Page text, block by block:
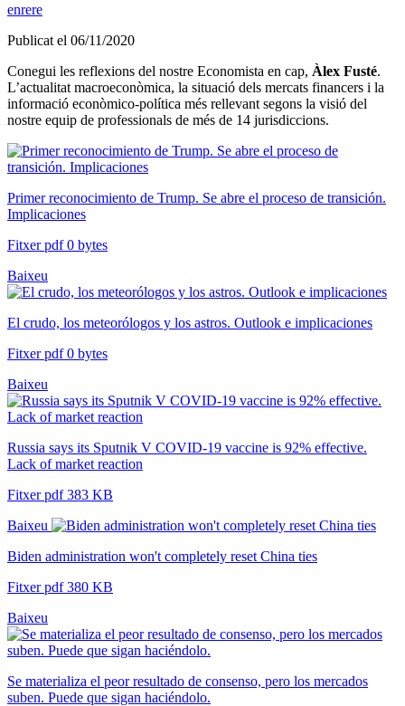
enrere
Publicat el 06/11/2020
Conegui les reflexions del nostre Economista en cap, Àlex Fusté.
L’actualitat macroeconòmica, la situació dels mercats financers i la
informació econòmico-política més rellevant segons la visió del
nostre equip de professionals de més de 14 jurisdiccions.
Primer reconocimiento de Trump. Se abre el proceso de transición.
Implicaciones
Fitxer pdf 0 bytes
Baixeu
El crudo, los meteorólogos y los astros. Outlook e implicaciones
Fitxer pdf 0 bytes
Baixeu
Russia says its Sputnik V COVID-19 vaccine is 92% effective.
Lack of market reaction
Fitxer pdf 383 KB
Baixeu
Biden administration won't completely reset China ties
Fitxer pdf 380 KB
Baixeu
Se materializa el peor resultado de consenso, pero los mercados
suben. Puede que sigan haciéndolo.